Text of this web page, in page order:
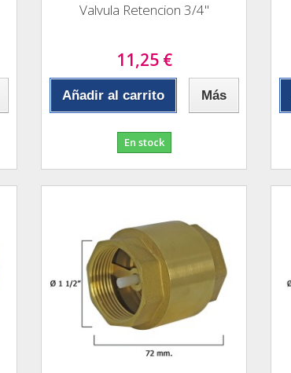
Valvula Retencion 3/4"
11,25 €
Añadir al carrito Más
En stock